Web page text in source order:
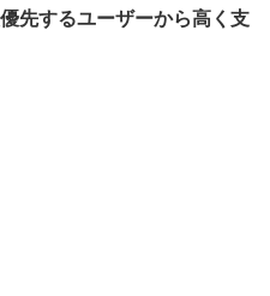
先するユーザーから高く支